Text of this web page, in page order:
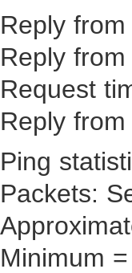
Reply
Reply
Request
Reply
Ping
Packets:
Minimum